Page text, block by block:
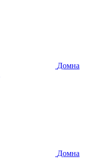
Домна
Домна